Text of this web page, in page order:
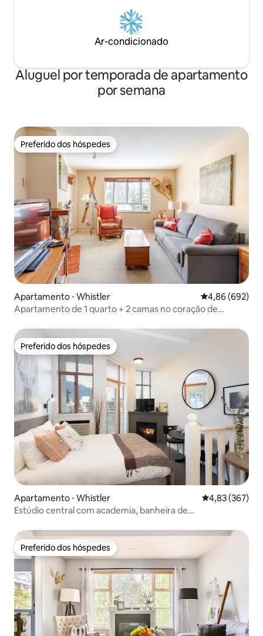
Ar-condicionado
Aluguel por temporada de apartamento
por semana
Preferido dos hóspedes
Preferido dos hóspedes
Apartamento ⋅ Whistler 4,86 de uma
4,86 (692)
Apartamento de 1 quarto + 2 camas no coração de
Preferido dos hóspedes
Preferido dos hóspedes
Apartamento ⋅ Whistler 4,83 de uma
4,83 (367)
Estúdio central com academia, banheira de
Preferido dos hóspedes
Preferido dos hóspedes